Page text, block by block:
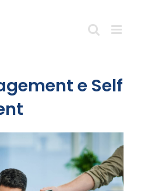
e Self